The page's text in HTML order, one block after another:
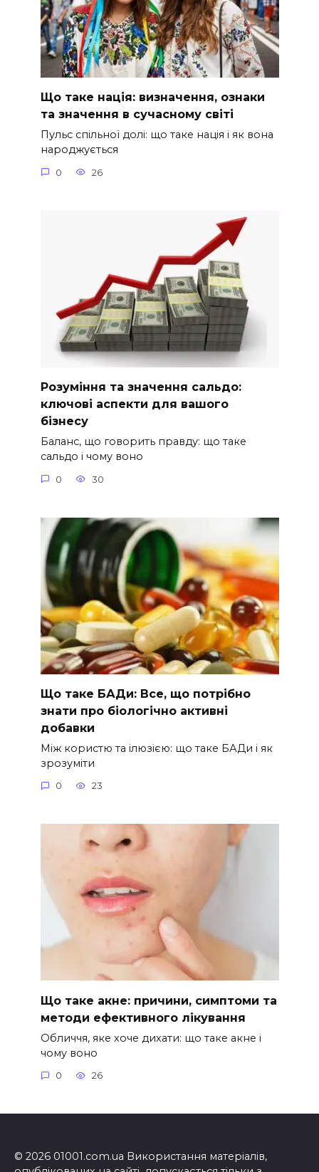
Що таке нація: визначення, ознаки
та значення в сучасному світі
Пульс спільної долі: що таке нація і як вона
народжується
0 26
Розуміння та значення сальдо:
ключові аспекти для вашого
бізнесу
Баланс, що говорить правду: що таке
сальдо і чому воно
0 30
Що таке БАДи: Все, що потрібно
знати про біологічно активні
добавки
Між користю та ілюзією: що таке БАДи і як
зрозуміти
0 23
Що таке акне: причини, симптоми та
методи ефективного лікування
Обличчя, яке хоче дихати: що таке акне і
чому воно
0 26
© 2026 01001.com.ua Використання матеріалів,